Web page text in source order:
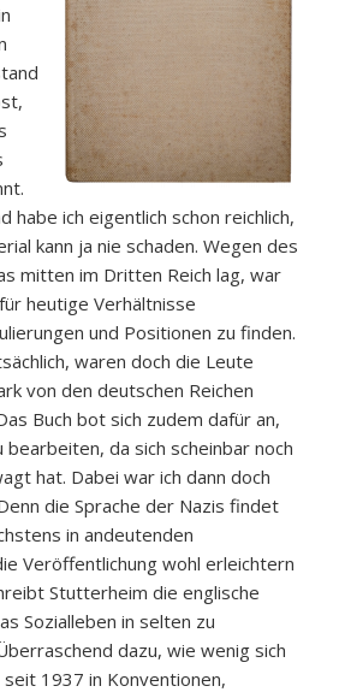
habe ich eigentlich schon reichlich,
kann ja nie schaden. Wegen des
mitten im Dritten Reich lag, war
heutige Verhältnisse
und Positionen zu finden.
waren doch die Leute
von den deutschen Reichen
Buch bot sich zudem dafür an,
bearbeiten, da sich scheinbar noch
hat. Dabei war ich dann doch
die Sprache der Nazis findet
in andeutenden
Veröffentlichung wohl erleichtern
Stutterheim die englische
Sozialleben in selten zu
dazu, wie wenig sich
seit 1937 in Konventionen,